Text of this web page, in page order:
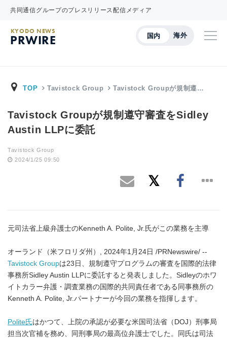
共同通信グループのプレスリリース配信メディア
国内 海外
KYODO NEWS
PRWIRE
TOP Tavistock Group Tavistock Groupが規制遵…
Tavistock Groupが規制遵守審査をSidley
Austin LLPに委託
Tavistock Group
2024/1/25 09:50
元司法省上級弁護士のKenneth A. Polite, Jr.氏がこの業務を主導
オーランド（米フロリダ州）, 2024年1月24日 /PRNewswire/ --
Tavistock Groupは23日、規制遵守プログラムの審査を国際的法律
事務所Sidley Austin LLPに委託すると発表しました。Sidleyのホワ
イトカラー弁護・調査業務の国際的共同責任者である同事務所の
Kenneth A. Polite, Jr.パートナーが今回の業務を指揮します。
Polite氏はかつて、上院の承認が必要な米国司法省（DOJ）刑事局
担当次官補を務め、同刑事局の最高位弁護士でした。同氏は司法